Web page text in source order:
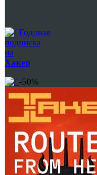
Годовая
подписка
на
Хакер
-50%